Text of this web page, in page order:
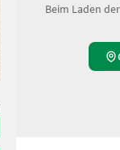
Beim Laden